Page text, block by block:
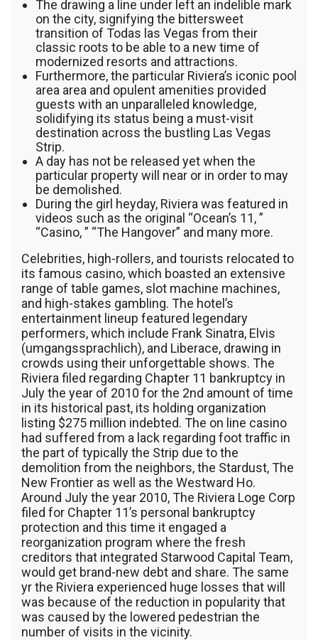
The drawing a line under left an indelible mark
on the city, signifying the bittersweet
transition of Todas las Vegas from their
classic roots to be able to a new time of
modernized resorts and attractions.
Furthermore, the particular Riviera’s iconic pool
area area and opulent amenities provided
guests with an unparalleled knowledge,
solidifying its status being a must-visit
destination across the bustling Las Vegas
Strip.
A day has not be released yet when the
particular property will near or in order to may
be demolished.
During the girl heyday, Riviera was featured in
videos such as the original “Ocean’s 11, ”
“Casino, ” “The Hangover” and many more.
Celebrities, high-rollers, and tourists relocated to
its famous casino, which boasted an extensive
range of table games, slot machine machines,
and high-stakes gambling. The hotel’s
entertainment lineup featured legendary
performers, which include Frank Sinatra, Elvis
(umgangssprachlich), and Liberace, drawing in
crowds using their unforgettable shows. The
Riviera filed regarding Chapter 11 bankruptcy in
July the year of 2010 for the 2nd amount of time
in its historical past, its holding organization
listing $275 million indebted. The on line casino
had suffered from a lack regarding foot traffic in
the part of typically the Strip due to the
demolition from the neighbors, the Stardust, The
New Frontier as well as the Westward Ho.
Around July the year 2010, The Riviera Loge Corp
filed for Chapter 11’s personal bankruptcy
protection and this time it engaged a
reorganization program where the fresh
creditors that integrated Starwood Capital Team,
would get brand-new debt and share. The same
yr the Riviera experienced huge losses that will
was because of the reduction in popularity that
was caused by the lowered pedestrian the
number of visits in the vicinity.